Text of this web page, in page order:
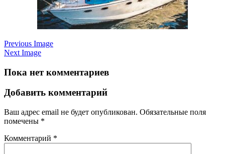
Previous Image
Next Image
Пока нет комментариев
Добавить комментарий
Ваш адрес email не будет опубликован. Обязательные поля
помечены *
Комментарий *